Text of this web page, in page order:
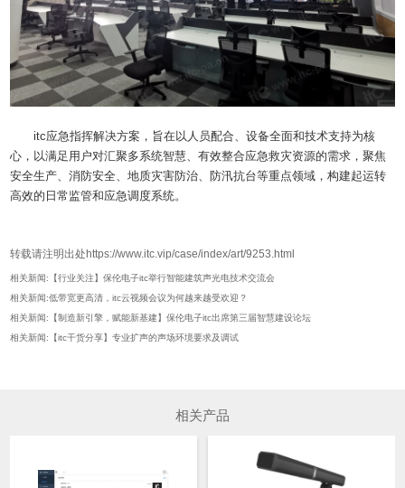
itc应急指挥解决方案，旨在以人员配合、设备全面和技术支持为核
心，以满足用户对汇聚多系统智慧、有效整合应急救灾资源的需求，聚焦
安全生产、消防安全、地质灾害防治、防汛抗台等重点领域，构建起运转
高效的日常监管和应急调度系统。
转载请注明出处https://www.itc.vip/case/index/art/9253.html
相关新闻:【行业关注】保伦电子itc举行智能建筑声光电技术交流会
相关新闻:低带宽更高清，itc云视频会议为何越来越受欢迎？
相关新闻:【制造新引擎，赋能新基建】保伦电子itc出席第三届智慧建设论坛
相关新闻:【itc干货分享】专业扩声的声场环境要求及调试
相关产品